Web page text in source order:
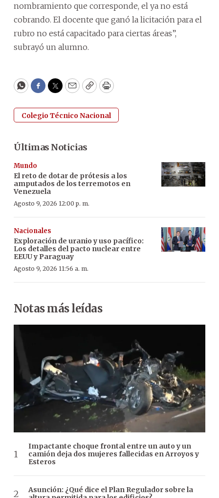
nombramiento que corresponde, el ya no está
cobrando. El docente que ganó la licitación para el
rubro no está capacitado para ciertas áreas”,
subrayó un alumno.
WhatsApp
Facebook
Twitter
EmailCopyPrint
Colegio Técnico Nacional
Últimas Noticias
Mundo
El reto de dotar de prótesis a los
amputados de los terremotos en
Venezuela
Agosto 9, 2026 12:00 p. m.
Nacionales
Exploración de uranio y uso pacífico:
Los detalles del pacto nuclear entre
EEUU y Paraguay
Agosto 9, 2026 11:56 a. m.
Notas más leídas
Impactante choque frontal entre un auto y un
camión deja dos mujeres fallecidas en Arroyos y
Esteros
Asunción: ¿Qué dice el Plan Regulador sobre la